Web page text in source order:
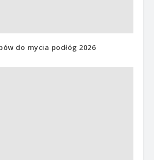
do mycia podłóg 2026